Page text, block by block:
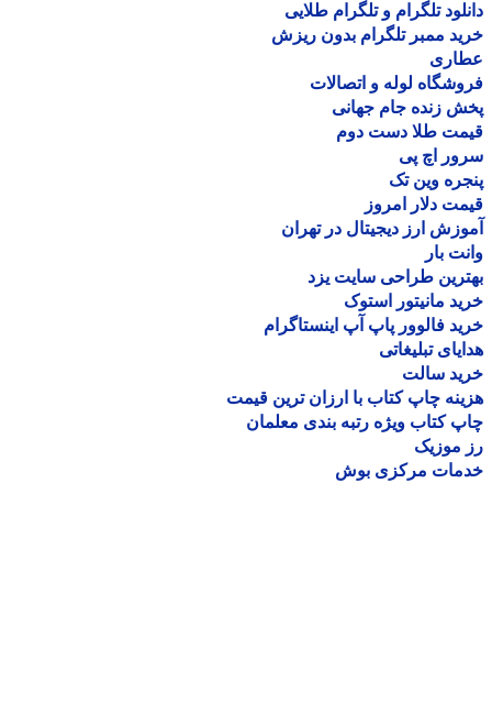
تلگرام و تلگرام طلایی
ممبر تلگرام بدون ریزش
لوله و اتصالات
زنده جام جهانی
طلا دست دوم
اچ پی
وین تک
دلار امروز
ارز دیجیتال در تهران
بار
طراحی سایت یزد
مانیتور استوک
فالوور پاپ آپ اینستاگرام
تبلیغاتی
سالت
چاپ کتاب با ارزان ترین قیمت
کتاب ویژه رتبه بندی معلمان
موزیک
مرکزی بوش